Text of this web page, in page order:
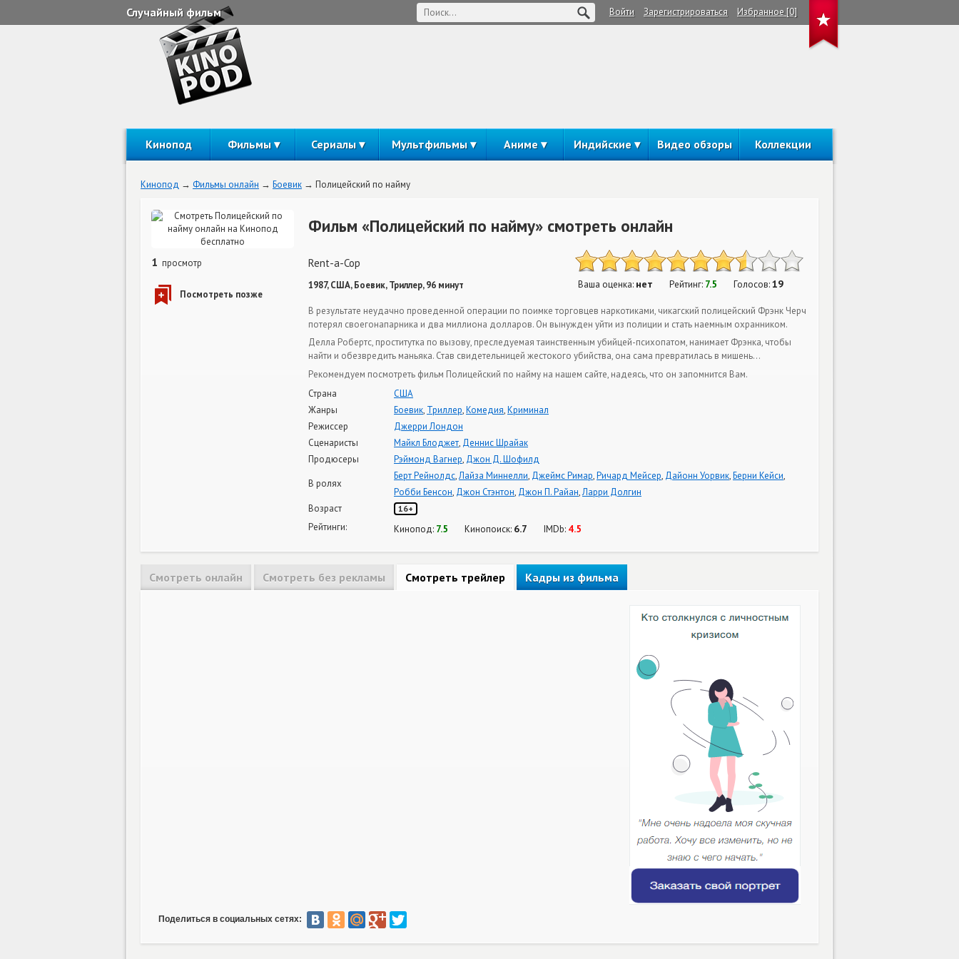
Случайный фильм Войти Зарегистрироваться Избранное [0]
Кинопод Фильмы Сериалы Мультфильмы Аниме Индийские Видео обзоры Коллекции
Кинопод Фильмы онлайн Боевик Полицейский по найму
1 просмотр
Фильм «Полицейский по найму» смотреть онлайн
Rent-a-Cop
1987, США, Боевик, Триллер, 96 минут Ваша оценка: нет Рейтинг: 7.5 Голосов:19
В результате неудачно проведенной операции по поимке торговцев наркотиками, чикагский полицейский Фрэнк Черч
потерял своегонапарника и два миллиона долларов. Он вынужден уйти из полиции и стать наемным охранником.
Делла Робертс, проститутка по вызову, преследуемая таинственным убийцей-психопатом, нанимает Фрэнка, чтобы
найти и обезвредить маньяка. Став свидетельницей жестокого убийства, она сама превратилась в мишень…
Рекомендуем посмотреть фильм Полицейский по найму на нашем сайте, надеясь, что он запомнится Вам.
Страна
США
Жанры
Боевик, Триллер,Комедия,Криминал
Режиссер
Джерри Лондон
Сценаристы
Майкл Блоджет, Деннис Шрайак
Продюсеры
Рэймонд Вагнер, Джон Д. Шофилд
В ролях
Берт Рейнолдс,Лайза Миннелли, Джеймс Римар,Ричард Мейсер, Дайонн Уорвик,Берни Кейси,
Робби Бенсон, Джон Стэнтон, Джон П. Райан,Ларри Долгин
Возраст
16+
Рейтинги: Кинопод: 7.5 Кинопоиск: 6.7 IMDb: 4.5
Смотреть онлайн Смотреть без рекламы Смотреть трейлер Кадры из фильма
Поделиться в социальных сетях: